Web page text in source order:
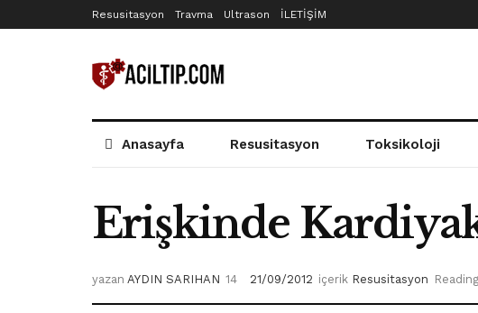
Resusitasyon Travma Ultrason İLETİŞİM
Anasayfa Resusitasyon Toksikoloji
Erişkinde
yazan AYDIN SARIHAN 21/09/2012 içerik Resusitasyon